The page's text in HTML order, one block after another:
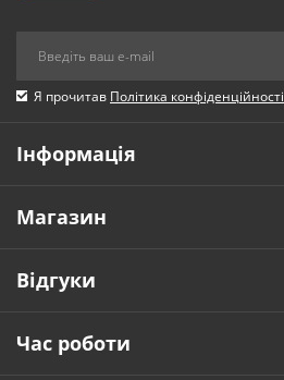
Я прочитав Політика конфіденційності
Інформація
Магазин
Відгуки
Час роботи